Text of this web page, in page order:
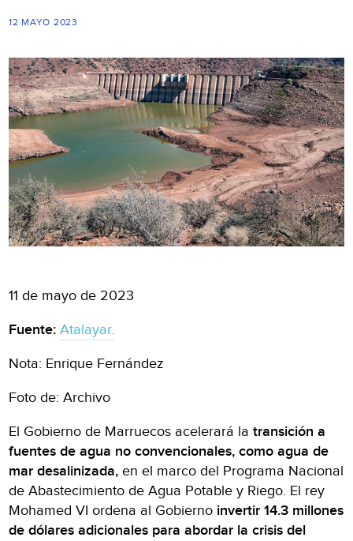
12 MAYO 2023
11 de mayo de 2023
Fuente:Atalayar.
Nota: Enrique Fernández
Foto de: Archivo
El Gobierno de Marruecos acelerará latransición a
fuentes de agua no convencionales, como agua de
mar desalinizada, en el marco del Programa Nacional
de Abastecimiento de Agua Potable y Riego. El rey
Mohamed VI ordena al Gobierno invertir 14.3 millones
de dólares adicionales para abordar la crisis del